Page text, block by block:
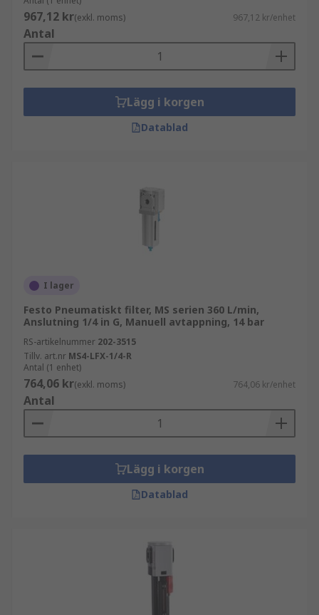
967,12 kr(exkl. moms) 967,12 kr/enhet
Antal
Lägg i korgen
Datablad
I lager
Festo Pneumatiskt filter, MS serien 360 L/min,
Anslutning 1/4 in G, Manuell avtappning, 14 bar
RS-artikelnummer 202-3515
Tillv. art.nr MS4-LFX-1/4-R
Antal (1 enhet)
764,06 kr(exkl. moms) 764,06 kr/enhet
Antal
Lägg i korgen
Datablad